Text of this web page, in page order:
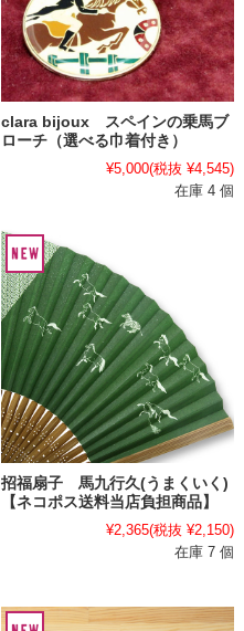
clara bijoux スペインの乗馬ブ
ローチ（選べる巾着付き）
¥5,000(税抜 ¥4,545)
在庫 4 個
招福扇子 馬九行久(うまくいく)
【ネコポス送料当店負担商品】
¥2,365(税抜 ¥2,150)
在庫 7 個